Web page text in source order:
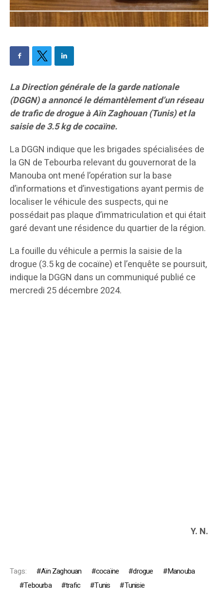
La Direction générale de la garde nationale
(DGGN) a annoncé le démantèlement d’un réseau
de trafic de drogue à Aïn Zaghouan (Tunis) et la
saisie de 3.5 kg de cocaïne.
La DGGN indique que les brigades spécialisées de
la GN de Tebourba relevant du gouvernorat de la
Manouba ont mené l’opération sur la base
d’informations et d’investigations ayant permis de
localiser le véhicule des suspects, qui ne
possédait pas plaque d’immatriculation et qui était
garé devant une résidence du quartier de la région.
La fouille du véhicule a permis la saisie de la
drogue (3.5 kg de cocaïne) et l’enquête se poursuit,
indique la DGGN dans un communiqué publié ce
mercredi 25 décembre 2024.
Y. N.
Tags: Aïn Zaghouan cocaïne drogue
Manouba
Tebourba
trafic Tunis Tunisie